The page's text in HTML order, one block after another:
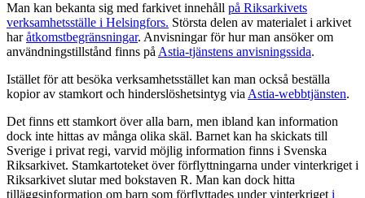
Man kan bekanta sig med farkivet innehåll på Riksarkivets
verksamhetsställe i Helsingfors. Största delen av materialet i arkivet
haråtkomstbegränsningar. Anvisningar för hur man ansöker om
användningstillstånd finns påAstia-tjänstens anvisningssida.
Istället för att besöka verksamhetsstället kan man också beställa
kopior av stamkort och hinderslöshetsintyg viaAstia-webbtjänsten.
Det finns ett stamkort över alla barn, men ibland kan information
dock inte hittas av många olika skäl. Barnet kan ha skickats till
Sverige i privat regi, varvid möjlig information finns i Svenska
Riksarkivet. Stamkartoteket över förflyttningarna under vinterkriget i
Riksarkivet slutar med bokstaven R. Man kan dock hitta
tilläggsinformation om barn som förflyttades under vinterkrigeti